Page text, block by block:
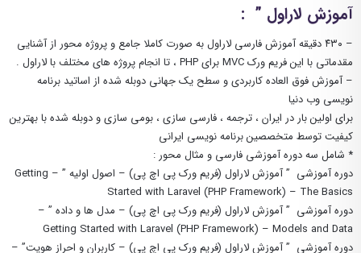
آموزش لاراول ” :
– ۴۳۰ دقیقه آموزش فارسی لاراول به صورت کاملا جامع و پروژه محور از آشنایی
مقدماتی با این فریم ورک MVC برای PHP ، تا انجام پروژه های مختلف با لاراول .
– آموزش فوق العاده کاربردی و سطح یک جهانی دوبله شده از اساتید برنامه
نویسی وب دنیا
برای اولین بار در ایران ، ترجمه ، فارسی سازی ، بومی سازی و دوبله شده با بهترین
کیفیت توسط متخصصین برنامه نویسی ایرانی
* شامل سه دوره آموزشی فارسی و مثال محور :
دوره آموزشی ” آموزش لاراول (فریم ورک پی اچ پی) – اصول اولیه ” – Getting
Started with Laravel (PHP Framework) – The Basics
دوره آموزشی ” آموزش لاراول (فریم ورک پی اچ پی) – مدل ها و داده ” –
Getting Started with Laravel (PHP Framework) – Models and Data
دوره آموزشی ” آموزش لاراول (فریم ورک پی اچ پی) – کاربران و احراز هویت” –